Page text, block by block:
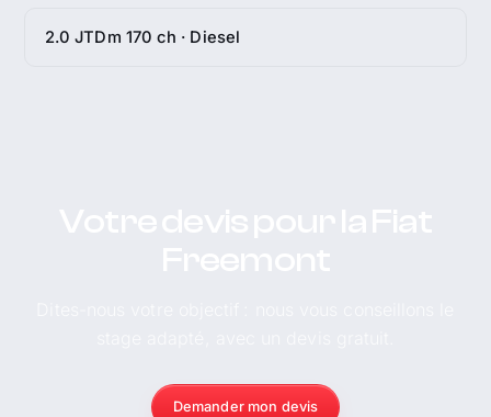
2.0 JTDm 170 ch · Diesel
Demander mon devis